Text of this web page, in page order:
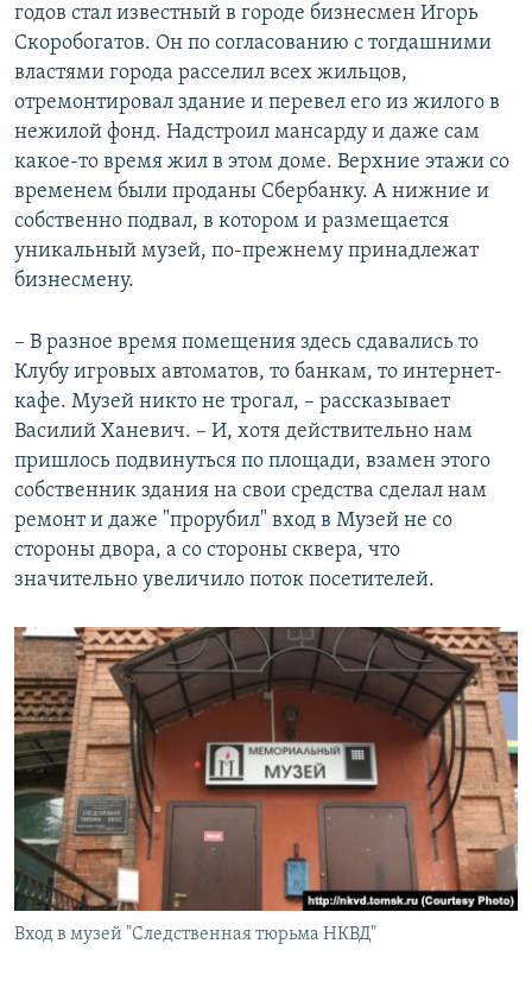
годов стал известный в городе бизнесмен Игорь
Скоробогатов. Он по согласованию с тогдашними
властями города расселил всех жильцов,
отремонтировал здание и перевел его из жилого в
нежилой фонд. Надстроил мансарду и даже сам
какое-то время жил в этом доме. Верхние этажи со
временем были проданы Сбербанку. А нижние и
собственно подвал, в котором и размещается
уникальный музей, по-прежнему принадлежат
бизнесмену.
– В разное время помещения здесь сдавались то
Клубу игровых автоматов, то банкам, то интернет-
кафе. Музей никто не трогал, – рассказывает
Василий Ханевич. – И, хотя действительно нам
пришлось подвинуться по площади, взамен этого
собственник здания на свои средства сделал нам
ремонт и даже "прорубил" вход в Музей не со
стороны двора, а со стороны сквера, что
значительно увеличило поток посетителей.
Вход в музей "Следственная тюрьма НКВД"